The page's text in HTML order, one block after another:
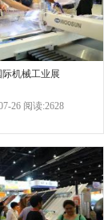
机械工业展
26 阅读:2628